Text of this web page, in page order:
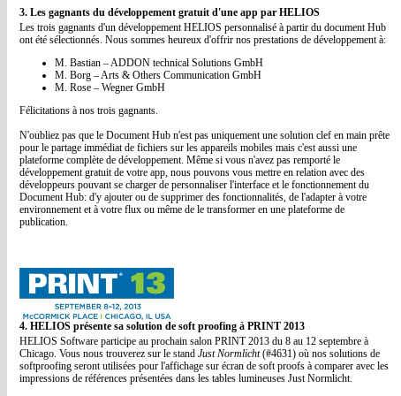
3. Les gagnants du développement gratuit d'une app par HELIOS
Les trois gagnants d'un développement HELIOS personnalisé à partir du document Hub
ont été sélectionnés. Nous sommes heureux d'offrir nos prestations de développement à:
M. Bastian – ADDON technical Solutions GmbH
M. Borg – Arts & Others Communication GmbH
M. Rose – Wegner GmbH
Félicitations à nos trois gagnants.
N'oubliez pas que le Document Hub n'est pas uniquement une solution clef en main prête
pour le partage immédiat de fichiers sur les appareils mobiles mais c'est aussi une
plateforme complète de développement. Même si vous n'avez pas remporté le
développement gratuit de votre app, nous pouvons vous mettre en relation avec des
développeurs pouvant se charger de personnaliser l'interface et le fonctionnement du
Document Hub: d'y ajouter ou de supprimer des fonctionnalités, de l'adapter à votre
environnement et à votre flux ou même de le transformer en une plateforme de
publication.
4. HELIOS présente sa solution de soft proofing à PRINT 2013
HELIOS Software participe au prochain salon PRINT 2013 du 8 au 12 septembre à
Chicago. Vous nous trouverez sur le stand Just Normlicht(#4631) où nos solutions de
softproofing seront utilisées pour l'affichage sur écran de soft proofs à comparer avec les
impressions de références présentées dans les tables lumineuses Just Normlicht.